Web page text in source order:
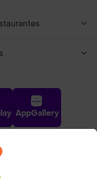
AppGallery
ti